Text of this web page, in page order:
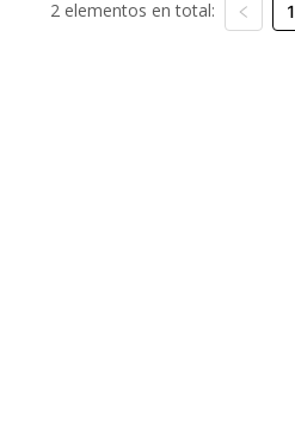
2 elementos en total: 1